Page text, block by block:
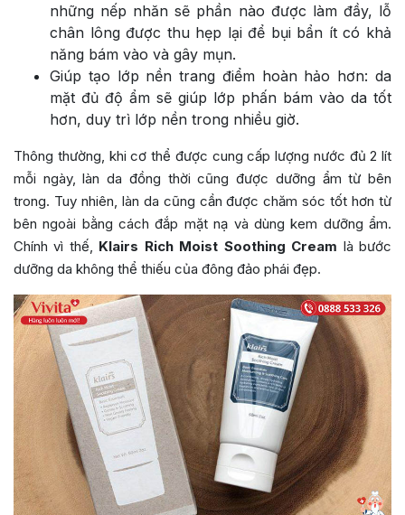
những nếp nhăn sẽ phần nào được làm đầy, lỗ
chân lông được thu hẹp lại để bụi bẩn ít có khả
năng bám vào và gây mụn.
Giúp tạo lớp nền trang điểm hoàn hảo hơn: da
mặt đủ độ ẩm sẽ giúp lớp phấn bám vào da tốt
hơn, duy trì lớp nền trong nhiều giờ.
Thông thường, khi cơ thể được cung cấp lượng nước đủ 2 lít
mỗi ngày, làn da đồng thời cũng được dưỡng ẩm từ bên
trong. Tuy nhiên, làn da cũng cần được chăm sóc tốt hơn từ
bên ngoài bằng cách đắp mặt nạ và dùng kem dưỡng ẩm.
Chính vì thế,
Klairs Rich Moist Soothing Cream là bước
dưỡng da không thể thiếu của đông đảo phái đẹp.